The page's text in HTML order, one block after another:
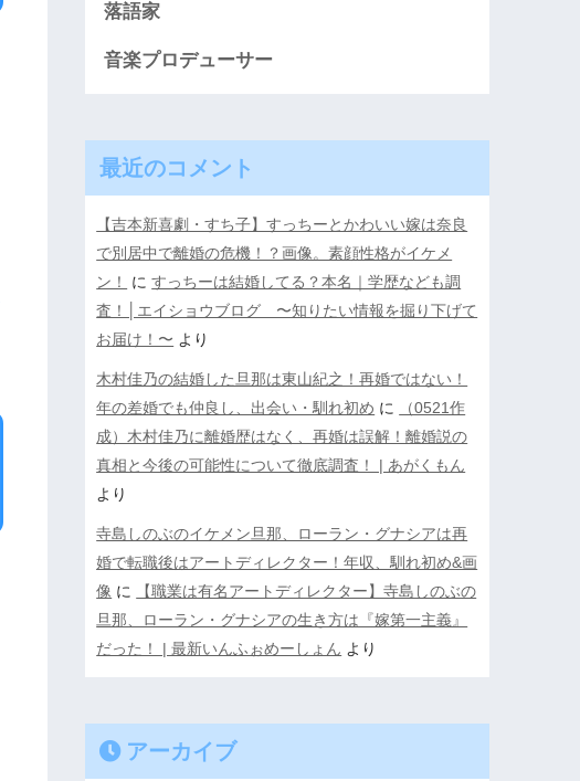
落語家
音楽プロデューサー
最近のコメント
【吉本新喜劇・すち子】すっちーとかわいい嫁は奈良
で別居中で離婚の危機！？画像。素顔性格がイケメ
ン！
にすっちーは結婚してる？本名｜学歴なども調
査！│エイショウブログ 〜知りたい情報を掘り下げて
お届け！〜 より
木村佳乃の結婚した旦那は東山紀之！再婚ではない！
年の差婚でも仲良し、出会い・馴れ初め に
（0521作
成）木村佳乃に離婚歴はなく、再婚は誤解！離婚説の
真相と今後の可能性について徹底調査！ | あがくもん
より
寺島しのぶのイケメン旦那、ローラン・グナシアは再
婚で転職後はアートディレクター！年収、馴れ初め&画
像 に
【職業は有名アートディレクター】寺島しのぶの
旦那、ローラン・グナシアの生き方は『嫁第一主義』
だった！ | 最新いんふぉめーしょん より
アーカイブ